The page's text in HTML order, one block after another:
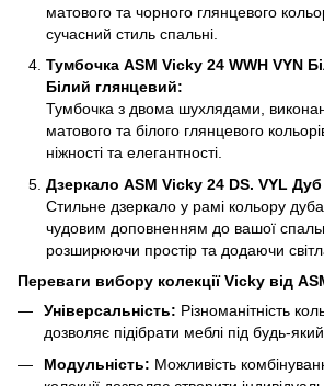
матового та чорного глянцевого
сучасний стиль спальні.
Тумбочка ASM Vicky 24 WWH VYN
Білий глянцевий:
Тумбочка з двома шухлядами,
матового та білого глянцевого
ніжності та елегантності.
Дзеркало ASM Vicky 24 DS. VYL
Стильне дзеркало у рамі кольору
чудовим доповненням до вашої
розширюючи простір та додаючи
Переваги вибору колекції Vicky від
Універсальність: Різноманітність
дозволяє підібрати меблі під будь-
Модульність: Можливість